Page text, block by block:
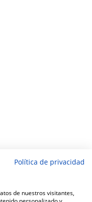
Política de privacidad
de nuestros visitantes,